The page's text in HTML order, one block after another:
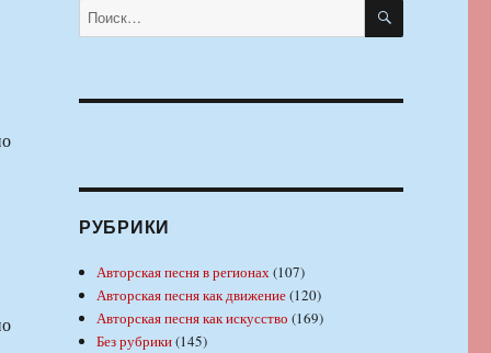
Искать: ПОИСК
РУБРИКИ
Авторская песня в регионах(107)
Авторская песня как движение(120)
Авторская песня как искусство (169)
Без рубрики(145)